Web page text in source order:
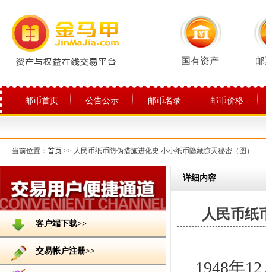
国有资产
邮币首页 公告公示 邮币名录 邮币价格
当前位置： 首页 >> 人民币纸币防伪措施进化史 小小纸币隐藏惊天秘密（图）
客户端下载>>
交易帐户注册>>
详细内容
人民币纸
1948年